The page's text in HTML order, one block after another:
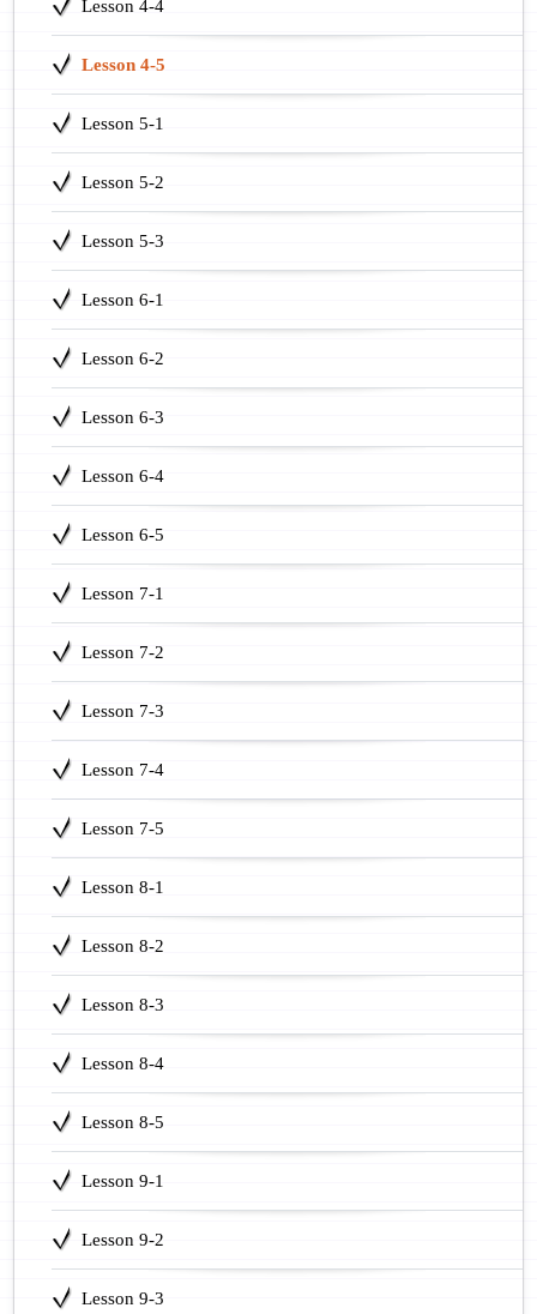
Lesson 4-4
Lesson 4-5
Lesson 5-1
Lesson 5-2
Lesson 5-3
Lesson 6-1
Lesson 6-2
Lesson 6-3
Lesson 6-4
Lesson 6-5
Lesson 7-1
Lesson 7-2
Lesson 7-3
Lesson 7-4
Lesson 7-5
Lesson 8-1
Lesson 8-2
Lesson 8-3
Lesson 8-4
Lesson 8-5
Lesson 9-1
Lesson 9-2
Lesson 9-3